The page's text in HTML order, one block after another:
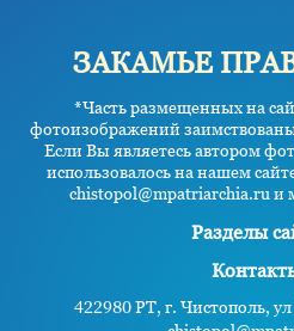
ЗАКАМЬЕ
*Часть размещенных на
фотоизображений
Если Вы являетесь автором
использовалось на нашем
chistopol@mpatriarchia.ru и
Разделы
422980 РТ, г. Чистополь,